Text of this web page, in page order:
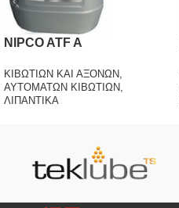
NIPCO ATF A
ΚΙΒΩΤΙΩΝ ΚΑΙ ΑΞΟΝΩΝ,
ΑΥΤΟΜΑΤΩΝ ΚΙΒΩΤΙΩΝ,
ΛΙΠΑΝΤΙΚΑ